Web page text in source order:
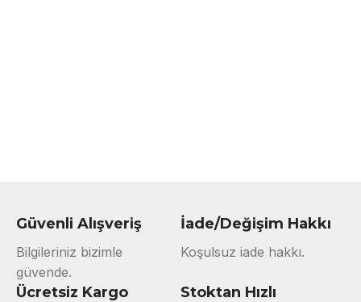
Güvenli Alışveriş
Bilgileriniz bizimle
güvende.
İade/Değişim Hakkı
Koşulsuz iade hakkı.
Ücretsiz Kargo
Stoktan Hızlı